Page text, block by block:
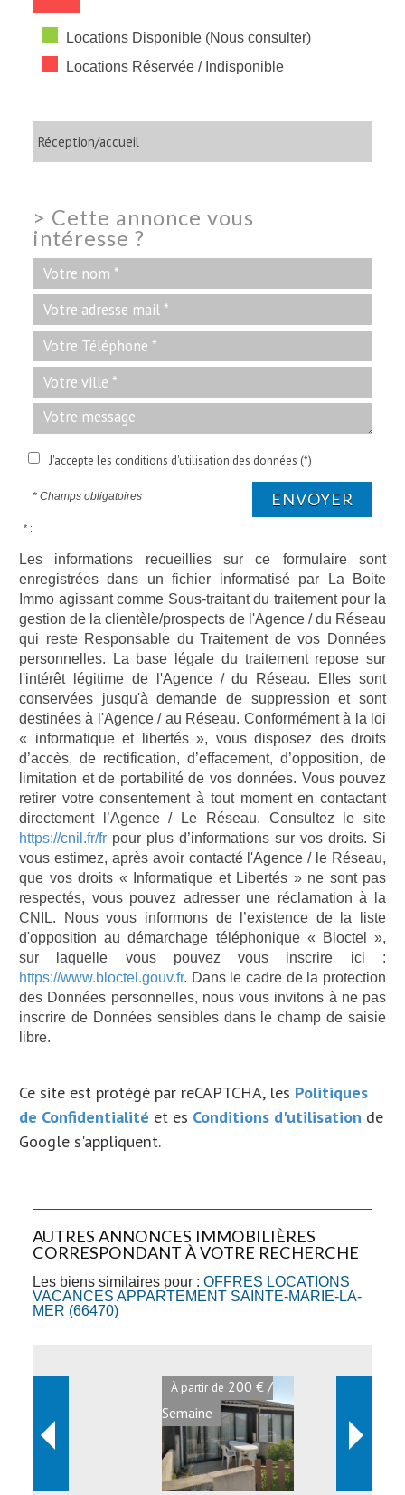
Locations Disponible (Nous consulter)
Locations Réservée / Indisponible
Réception/accueil
> Cette annonce vous
intéresse ?
J'accepte les conditions d'utilisation des données (*)
* Champs obligatoires ENVOYER
* :
Les informations recueillies sur ce formulaire sont
enregistrées dans un fichier informatisé par La Boite
Immo agissant comme Sous-traitant du traitement pour la
gestion de la clientèle/prospects de l'Agence / du Réseau
qui reste Responsable du Traitement de vos Données
personnelles. La base légale du traitement repose sur
l'intérêt légitime de l'Agence / du Réseau. Elles sont
conservées jusqu'à demande de suppression et sont
destinées à l'Agence / au Réseau. Conformément à la loi
« informatique et libertés », vous disposez des droits
d’accès, de rectification, d’effacement, d’opposition, de
limitation et de portabilité de vos données. Vous pouvez
retirer votre consentement à tout moment en contactant
directement l’Agence / Le Réseau. Consultez le site
https://cnil.fr/fr pour plus d’informations sur vos droits. Si
vous estimez, après avoir contacté l'Agence / le Réseau,
que vos droits « Informatique et Libertés » ne sont pas
respectés, vous pouvez adresser une réclamation à la
CNIL. Nous vous informons de l’existence de la liste
d'opposition au démarchage téléphonique « Bloctel »,
sur laquelle vous pouvez vous inscrire ici :
https://www.bloctel.gouv.fr. Dans le cadre de la protection
des Données personnelles, nous vous invitons à ne pas
inscrire de Données sensibles dans le champ de saisie
libre.
Ce site est protégé par reCAPTCHA, les Politiques
de Confidentialité et es Conditions d'utilisation de
Google s'appliquent.
AUTRES ANNONCES IMMOBILIÈRES
CORRESPONDANT À VOTRE RECHERCHE
Les biens similaires pour : OFFRES LOCATIONS
VACANCES APPARTEMENT SAINTE-MARIE-LA-
MER (66470)
À partir de200 € /
Semaine